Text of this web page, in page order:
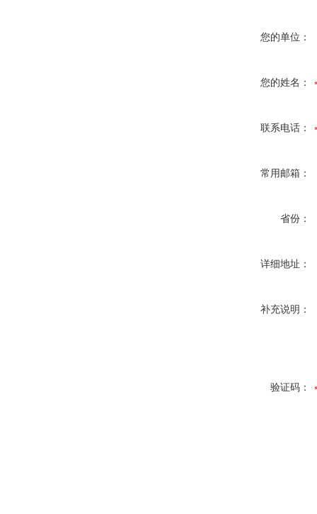
您的单位：
您的姓名：
联系电话：
常用邮箱：
省份：
详细地址：
补充说明：
验证码：